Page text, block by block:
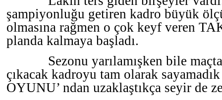
şampiyonluğu getiren kadro büyük
olmasına rağmen o çok keyf veren
planda kalmaya başladı.
Sezonu yarılamışken bile
çıkacak kadroyu tam olarak
OYUNU’ ndan uzaklaştıkça seyir de